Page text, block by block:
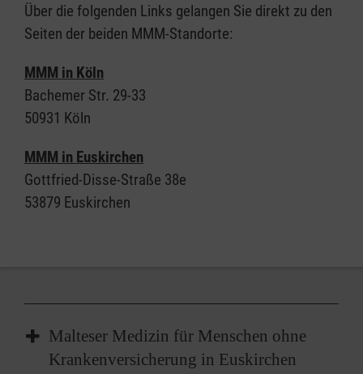
Über die folgenden Links gelangen Sie direkt zu den
Seiten der beiden MMM-Standorte:
MMM in Köln
Bachemer Str. 29-33
50931 Köln
MMM in Euskirchen
Gottfried-Disse-Straße 38e
53879 Euskirchen
Malteser Medizin für Menschen ohne
Krankenversicherung in Euskirchen